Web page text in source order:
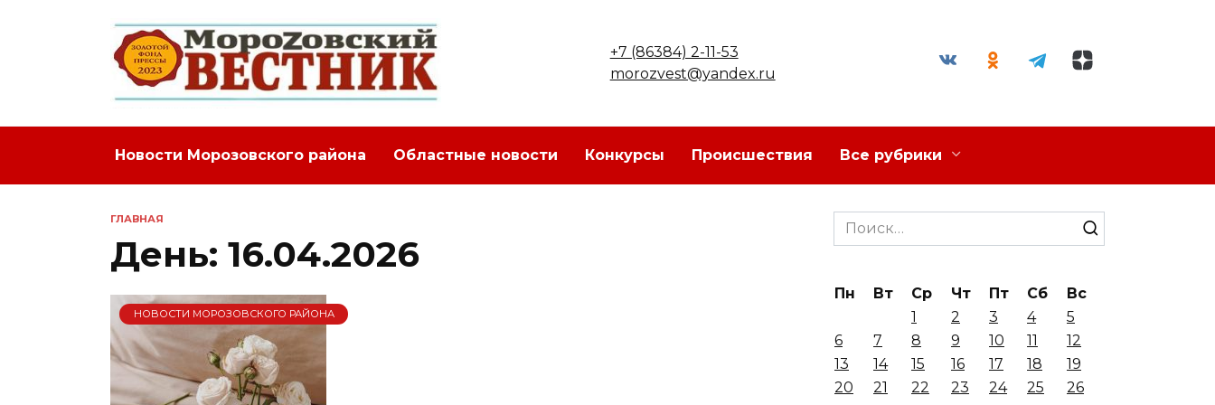
+7 (86384) 2-11-53
morozvest@yandex.ru
Новости Морозовского района Областные новости Конкурсы Происшествия Все рубрики
ГЛАВНАЯ
День: 16.04.2026
НОВОСТИ МОРОЗОВСКОГО РАЙОНА
Search
for:
Пн Вт Ср Чт Пт Сб
Вс
1
2 3 4
5
6
7 8 9 10 11
12
13
14 15 16 17 18
19
20
21 22 23 24 25
26